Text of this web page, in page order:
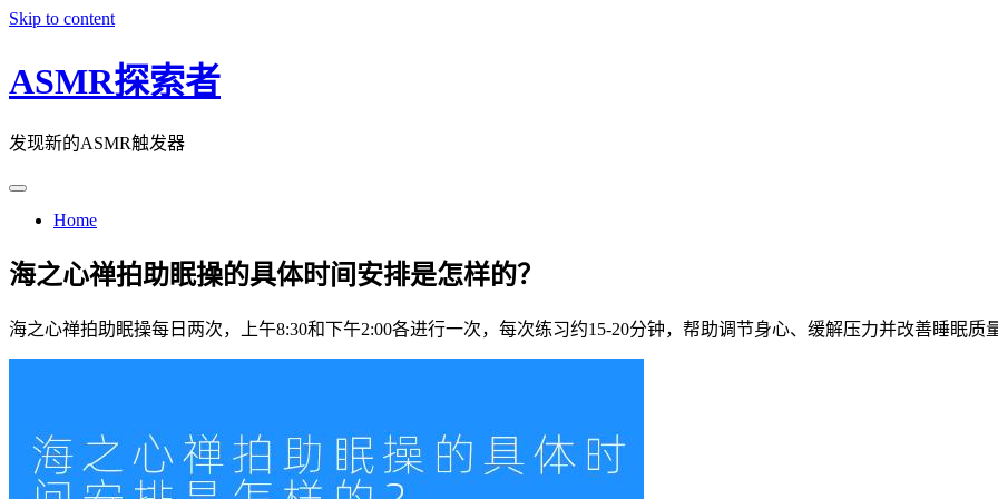
Skip to content
ASMR探索者
发现新的ASMR触发器
Home
海之心禅拍助眠操的具体时间安排是怎样的？
海之心禅拍助眠操每日两次，上午8:30和下午2:00各进行一次，每次练习约15-20分钟，帮助调节身心、缓解压力并改善睡眠质